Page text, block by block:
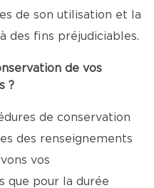
de son utilisation et la
des fins préjudiciables.
de vos
?
de conservation
des renseignements
vos
que pour la durée